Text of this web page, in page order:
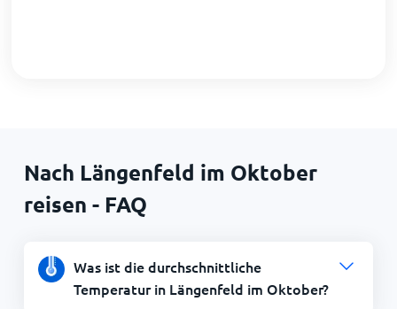
Nach Längenfeld im Oktober
reisen - FAQ
Was ist die durchschnittliche
Temperatur in Längenfeld im Oktober?